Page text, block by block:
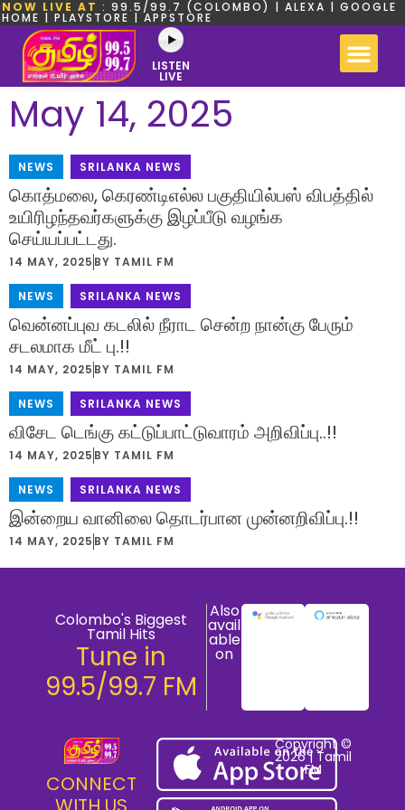
NOW LIVE AT : 99.5/99.7 (COLOMBO) | ALEXA | GOOGLE
HOME | PLAYSTORE | APPSTORE
LISTEN
LIVE
May 14, 2025
NEWS SRILANKA NEWS
கொத்மலை, கெரண்டிஎல்ல பகுதியில்பஸ் விபத்தில்
உயிரிழந்தவர்களுக்கு இழப்பீடு வழங்க
செய்யப்பட்டது.
14 MAY, 2025 BY TAMIL FM
NEWS SRILANKA NEWS
வென்னப்புவ கடலில் நீராட சென்ற நான்கு பேரும்
சடலமாக மீட் பு.!!
14 MAY, 2025 BY TAMIL FM
NEWS SRILANKA NEWS
விசேட டெங்கு கட்டுப்பாட்டுவாரம் அறிவிப்பு..!!
14 MAY, 2025 BY TAMIL FM
NEWS SRILANKA NEWS
இன்றைய வானிலை தொடர்பான முன்னறிவிப்பு.!!
14 MAY, 2025 BY TAMIL FM
Colombo's Biggest
Tamil Hits
Tune in
99.5/99.7 FM
Also
avail
able
on
CONNECT
Copyright ©
2026 | Tamil
FM